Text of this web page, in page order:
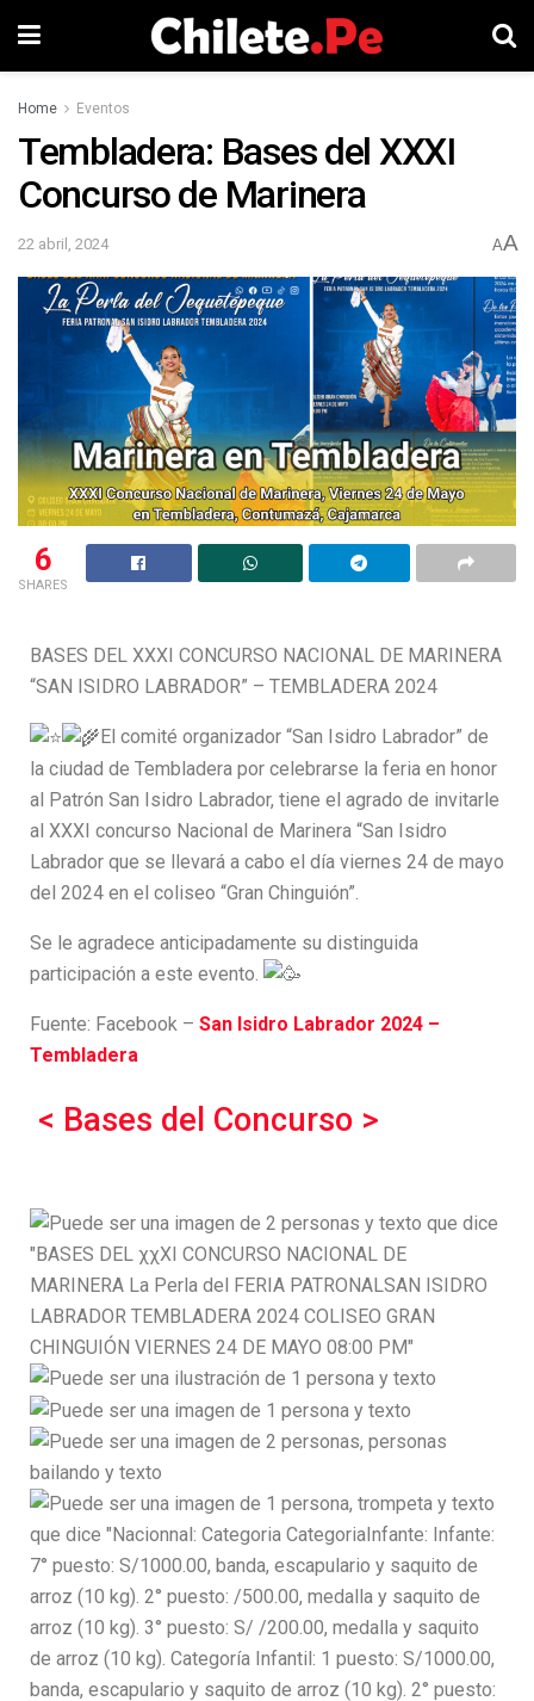
Home Eventos
Tembladera: Bases del XXXI
Concurso de Marinera
22 abril, 2024 AA
6
SHARES
BASES DEL XXXI CONCURSO NACIONAL DE MARINERA
“SAN ISIDRO LABRADOR” – TEMBLADERA 2024
El comité organizador “San Isidro Labrador” de
la ciudad de Tembladera por celebrarse la feria en honor
al Patrón San Isidro Labrador, tiene el agrado de invitarle
al XXXI concurso Nacional de Marinera “San Isidro
Labrador que se llevará a cabo el día viernes 24 de mayo
del 2024 en el coliseo “Gran Chinguión”.
Se le agradece anticipadamente su distinguida
participación a este evento.
Fuente: Facebook – San Isidro Labrador 2024 –
Tembladera
< Bases del Concurso >